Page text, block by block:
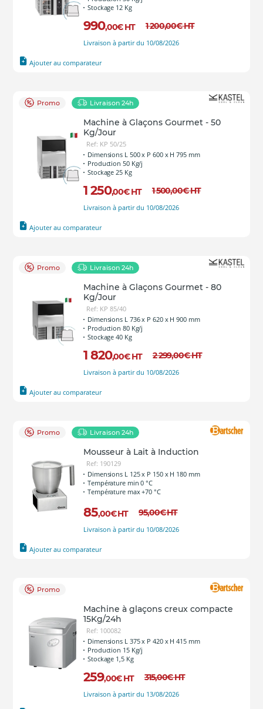
Stockage 12 Kg
990,00€ HT 1 200,00€HT
Livraison à partir du 10/08/2026
Ajouter au comparateur
Promo Livraison 24h
Machine à Glaçons Gourmet - 50
Kg/Jour
Ref: KP 50/25
Dimensions L 500 x P 600 x H 795 mm
Production 50 Kg/j
Stockage 25 Kg
1 250,00€ HT 1 500,00€HT
Livraison à partir du 10/08/2026
Ajouter au comparateur
Promo Livraison 24h
Machine à Glaçons Gourmet - 80
Kg/Jour
Ref: KP 85/40
Dimensions L 736 x P 620 x H 900 mm
Production 80 Kg/j
Stockage 40 Kg
1 820,00€ HT 2 299,00€HT
Livraison à partir du 10/08/2026
Ajouter au comparateur
Promo Livraison 24h
Mousseur à Lait à Induction
Ref: 190129
Dimensions L 125 x P 150 x H 180 mm
Température min 0 °C
Température max +70 °C
85,00€HT 95,00€HT
Livraison à partir du 10/08/2026
Ajouter au comparateur
Promo
Machine à glaçons creux compacte
15Kg/24h
Ref: 100082
Dimensions L 375 x P 420 x H 415 mm
Production 15 Kg/j
Stockage 1,5 Kg
259,00€ HT 315,00€HT
Livraison à partir du 13/08/2026